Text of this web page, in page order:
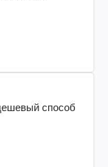
способ